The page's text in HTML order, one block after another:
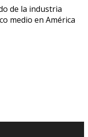
de la industria
medio en América